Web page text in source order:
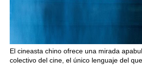
El cineasta chino ofrece una mirada
colectivo del cine, el único lenguaje del